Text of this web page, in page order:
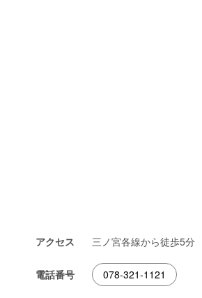
アクセス 三ノ宮各線から徒歩5分
電話番号 078-321-1121